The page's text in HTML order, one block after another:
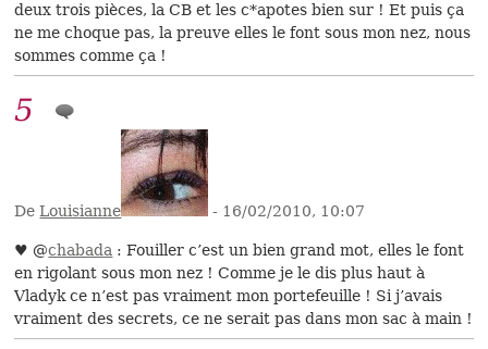
deux trois pièces, la CB et les c*apotes bien sur ! Et puis ça
ne me choque pas, la preuve elles le font sous mon nez, nous
sommes comme ça !
5
DeLouisianne - 16/02/2010, 10:07
♥ @chabada : Fouiller c’est un bien grand mot, elles le font
en rigolant sous mon nez ! Comme je le dis plus haut à
Vladyk ce n’est pas vraiment mon portefeuille ! Si j’avais
vraiment des secrets, ce ne serait pas dans mon sac à main !